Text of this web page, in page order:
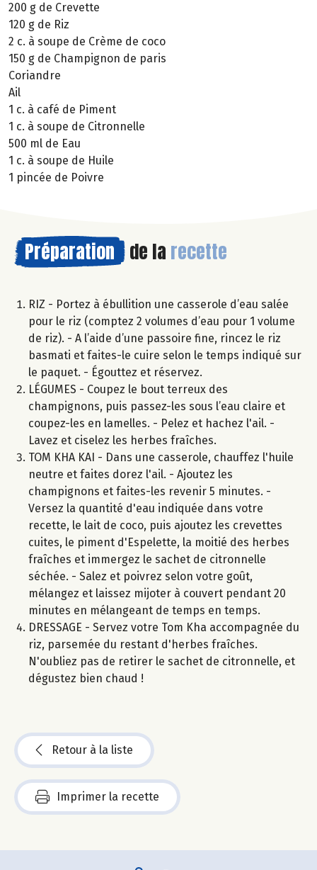
200 g de Crevette
120 g de Riz
2 c. à soupe de Crème de coco
150 g de Champignon de paris
Coriandre
Ail
1 c. à café de Piment
1 c. à soupe de Citronnelle
500 ml de Eau
1 c. à soupe de Huile
1 pincée de Poivre
Préparation de la recette
RIZ - Portez à ébullition une casserole d’eau salée
pour le riz (comptez 2 volumes d’eau pour 1 volume
de riz). - A l’aide d’une passoire fine, rincez le riz
basmati et faites-le cuire selon le temps indiqué sur
le paquet. - Égouttez et réservez.
LÉGUMES - Coupez le bout terreux des
champignons, puis passez-les sous l’eau claire et
coupez-les en lamelles. - Pelez et hachez l'ail. -
Lavez et ciselez les herbes fraîches.
TOM KHA KAI - Dans une casserole, chauffez l'huile
neutre et faites dorez l'ail. - Ajoutez les
champignons et faites-les revenir 5 minutes. -
Versez la quantité d'eau indiquée dans votre
recette, le lait de coco, puis ajoutez les crevettes
cuites, le piment d'Espelette, la moitié des herbes
fraîches et immergez le sachet de citronnelle
séchée. - Salez et poivrez selon votre goût,
mélangez et laissez mijoter à couvert pendant 20
minutes en mélangeant de temps en temps.
DRESSAGE - Servez votre Tom Kha accompagnée du
riz, parsemée du restant d'herbes fraîches.
N'oubliez pas de retirer le sachet de citronnelle, et
dégustez bien chaud !
Retour à la liste
Imprimer la recette